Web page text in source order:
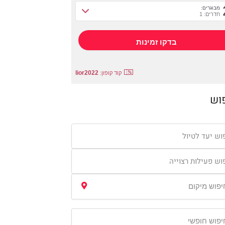
מבוגרים:
חדרים: 1
קוד קופון: lior2022
יעד לטיול
פעילות רצוייה